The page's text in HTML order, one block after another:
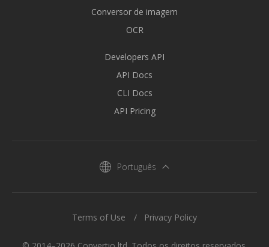
Conversor de imagem
OCR
Developers API
API Docs
CLI Docs
API Pricing
Português
Terms of Use Privacy Policy